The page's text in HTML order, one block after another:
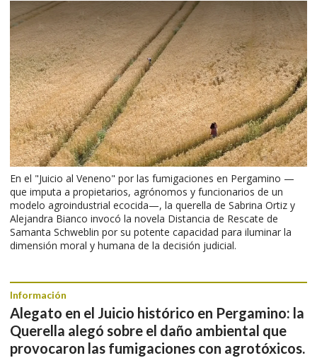
En el "Juicio al Veneno" por las fumigaciones en Pergamino —
que imputa a propietarios, agrónomos y funcionarios de un
modelo agroindustrial ecocida—, la querella de Sabrina Ortiz y
Alejandra Bianco invocó la novela Distancia de Rescate de
Samanta Schweblin por su potente capacidad para iluminar la
dimensión moral y humana de la decisión judicial.
Alegato en el Juicio histórico en Pergamino: la
Querella alegó sobre el daño ambiental que
provocaron las fumigaciones con agrotóxicos.
Información